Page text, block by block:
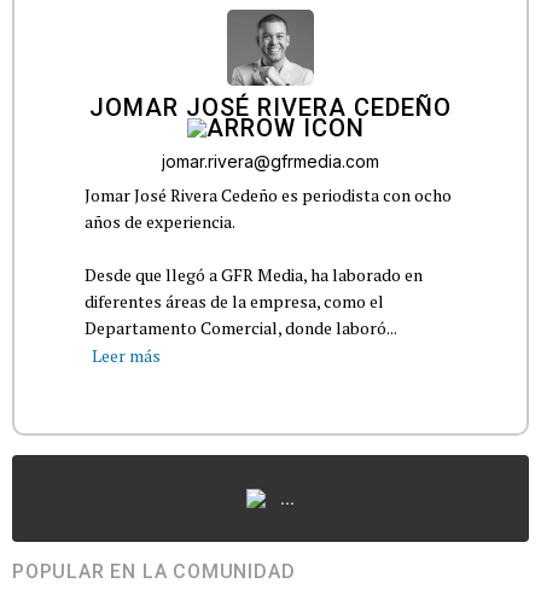
JOMAR JOSÉ RIVERA CEDEÑO
jomar.rivera@gfrmedia.com
Jomar José Rivera Cedeño es periodista con ocho
años de experiencia.
Desde que llegó a GFR Media, ha laborado en
diferentes áreas de la empresa, como el
Departamento Comercial, donde laboró...
Leer más
...
POPULAR EN LA COMUNIDAD